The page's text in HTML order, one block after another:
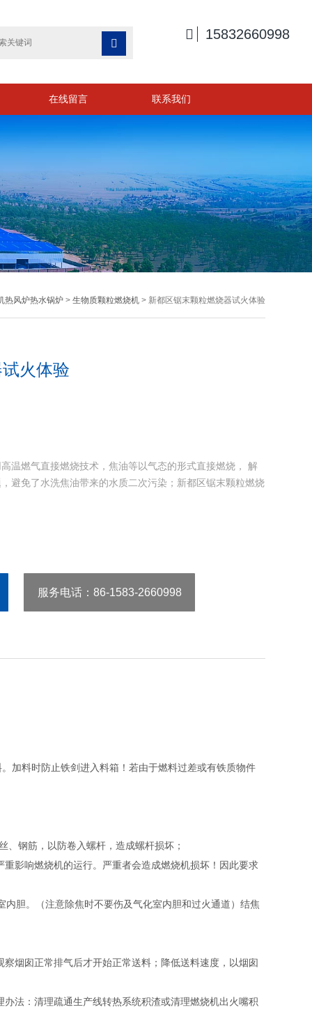

 15832660998
在线留言 联系我们
热风炉热水锅炉> 生物质颗粒燃烧机> 新都区锯末颗粒燃烧器试火体验
火体验
温燃气直接燃烧技术，焦油等以气态的形式直接燃烧， 解
避免了水洗焦油带来的水质二次污染；新都区锯末颗粒燃烧
服务电话：86-1583-2660998
加料时防止铁剑进入料箱！若由于燃料过差或有铁质物件
钢筋，以防卷入螺杆，造成螺杆损坏；
影响燃烧机的运行。严重者会造成燃烧机损坏！因此要求
胆。（注意除焦时不要伤及气化室内胆和过火通道）结焦
烟囱正常排气后才开始正常送料；降低送料速度，以烟囱
法：清理疏通生产线转热系统积渣或清理燃烧机出火嘴积